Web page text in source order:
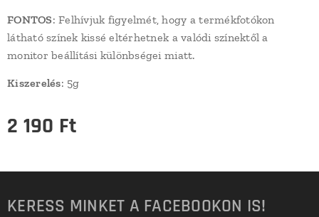
FONTOS: Felhívjuk figyelmét, hogy a termékfotókon
látható színek kissé eltérhetnek a valódi színektől a
monitor beállítási különbségei miatt.
Kiszerelés: 5g
2 190 Ft
KERESS MINKET A FACEBOOKON IS!